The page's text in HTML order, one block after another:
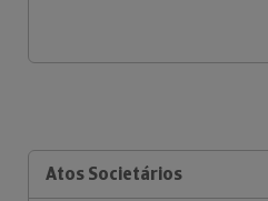
Atos Societários